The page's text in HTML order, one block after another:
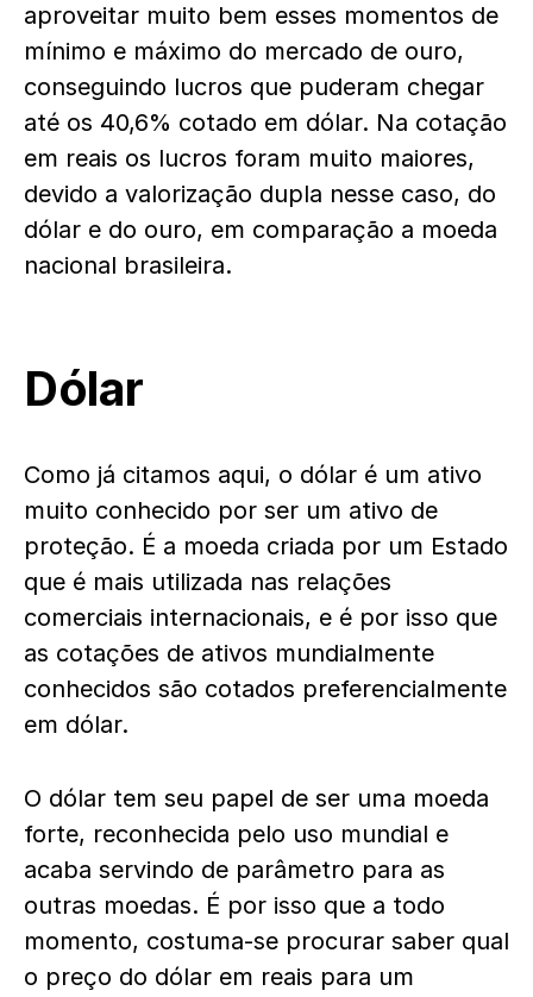
aproveitar muito bem esses momentos de
mínimo e máximo do mercado de ouro,
conseguindo lucros que puderam chegar
até os 40,6% cotado em dólar. Na cotação
em reais os lucros foram muito maiores,
devido a valorização dupla nesse caso, do
dólar e do ouro, em comparação a moeda
nacional brasileira.
Dólar
Como já citamos aqui, o dólar é um ativo
muito conhecido por ser um ativo de
proteção. É a moeda criada por um Estado
que é mais utilizada nas relações
comerciais internacionais, e é por isso que
as cotações de ativos mundialmente
conhecidos são cotados preferencialmente
em dólar.
O dólar tem seu papel de ser uma moeda
forte, reconhecida pelo uso mundial e
acaba servindo de parâmetro para as
outras moedas. É por isso que a todo
momento, costuma-se procurar saber qual
o preço do dólar em reais para um